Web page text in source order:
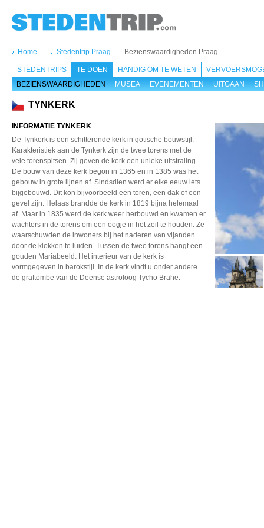
Home Stedentrip Praag Bezienswaardigheden Praag
STEDENTRIPS
TE DOEN
BEZIENSWAARDIGHEDEN
MUSEA EVENEMENTEN UITGAAN
HANDIG OM TE WETEN
TYNKERK
INFORMATIE TYNKERK
De Tynkerk is een schitterende kerk in gotische bouwstijl.
Karakteristiek aan de Tynkerk zijn de twee torens met de
vele torenspitsen. Zij geven de kerk een unieke uitstraling.
De bouw van deze kerk begon in 1365 en in 1385 was het
gebouw in grote lijnen af. Sindsdien werd er elke eeuw iets
bijgebouwd. Dit kon bijvoorbeeld een toren, een dak of een
gevel zijn. Helaas brandde de kerk in 1819 bijna helemaal
af. Maar in 1835 werd de kerk weer herbouwd en kwamen er
wachters in de torens om een oogje in het zeil te houden. Ze
waarschuwden de inwoners bij het naderen van vijanden
door de klokken te luiden. Tussen de twee torens hangt een
gouden Mariabeeld. Het interieur van de kerk is
vormgegeven in barokstijl. In de kerk vindt u onder andere
de graftombe van de Deense astroloog Tycho Brahe.